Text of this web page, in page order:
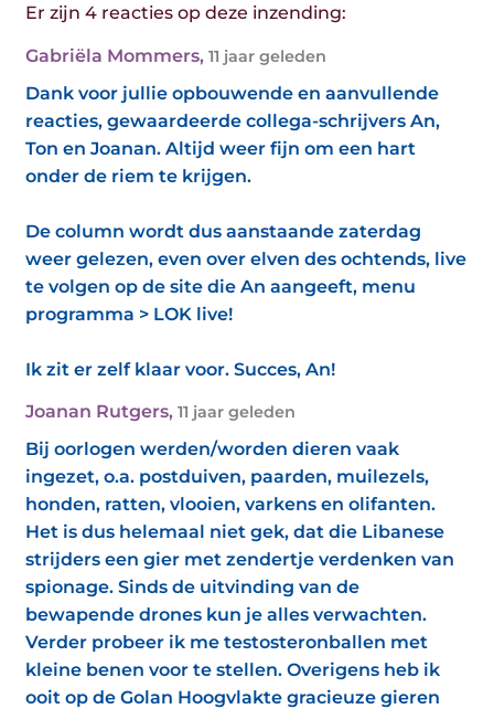
Er zijn 4 reacties op deze inzending:
Gabriëla Mommers, 11 jaar geleden
Dank voor jullie opbouwende en aanvullende
reacties, gewaardeerde collega-schrijvers An,
Ton en Joanan. Altijd weer fijn om een hart
onder de riem te krijgen.
De column wordt dus aanstaande zaterdag
weer gelezen, even over elven des ochtends, live
te volgen op de site die An aangeeft, menu
programma > LOK live!
Ik zit er zelf klaar voor. Succes, An!
Joanan Rutgers, 11 jaar geleden
Bij oorlogen werden/worden dieren vaak
ingezet, o.a. postduiven, paarden, muilezels,
honden, ratten, vlooien, varkens en olifanten.
Het is dus helemaal niet gek, dat die Libanese
strijders een gier met zendertje verdenken van
spionage. Sinds de uitvinding van de
bewapende drones kun je alles verwachten.
Verder probeer ik me testosteronballen met
kleine benen voor te stellen. Overigens heb ik
ooit op de Golan Hoogvlakte gracieuze gieren